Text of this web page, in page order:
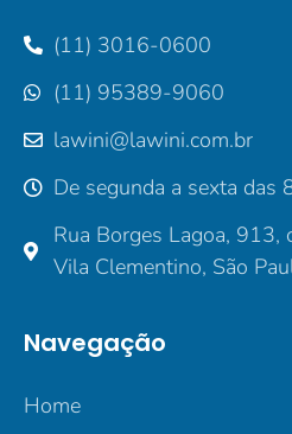
(11) 3016-0600
(11) 95389-9060
lawini@lawini.com.br
De segunda a sexta das
Rua Borges Lagoa, 913,
Vila Clementino, São
Navegação
Home